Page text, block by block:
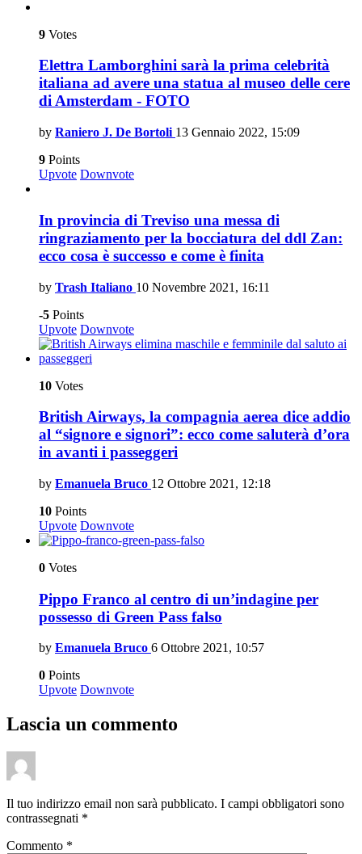
9 Votes
Elettra Lamborghini sarà la prima celebrità
italiana ad avere una statua al museo delle cere
di Amsterdam - FOTO
by Raniero J. De Bortoli 13 Gennaio 2022, 15:09
9 Points
Upvote Downvote
In provincia di Treviso una messa di
ringraziamento per la bocciatura del ddl Zan:
ecco cosa è successo e come è finita
by Trash Italiano 10 Novembre 2021, 16:11
-5 Points
Upvote Downvote
10 Votes
British Airways, la compagnia aerea dice addio
al “signore e signori”: ecco come saluterà d’ora
in avanti i passeggeri
by Emanuela Bruco 12 Ottobre 2021, 12:18
10 Points
Upvote Downvote
0 Votes
Pippo Franco al centro di un’indagine per
possesso di Green Pass falso
by Emanuela Bruco 6 Ottobre 2021, 10:57
0 Points
Upvote Downvote
Lascia un commento
Il tuo indirizzo email non sarà pubblicato. I campi obbligatori sono
contrassegnati *
Commento *